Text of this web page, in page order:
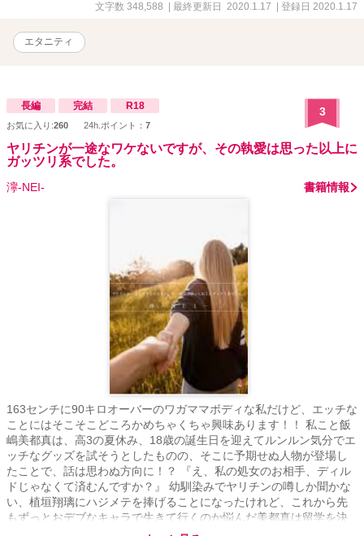
文字数 348,588 | 最終更新日 2020.1.17 | 登録日 2020.1.17
エタニティ
長編 完結 R18
お気に入り:260 24h.ポイント： 7
3
ヤリチンが一途なワケないですが、その執愛は思った以上に
ガッツリ系でした。
濘-NEI- 書籍情報
163センチに90キロオーバーのワガママボディな私だけど、エッチな
ことにはそこそこどころかめちゃくちゃ興味あります！！ 私こと飯
嶋美都真は、高3の夏休み、18歳の誕生日を迎えてルンルン気分でエ
ッチなグッズを試そうとしたものの、そこに予期せぬ人物が登場し
たことで、話は思わぬ方向に！？ 『え、私の処女のお相手、ディル
ドじゃなくて済むんですか？』 幼馴染みでヤリチンの噂しか聞かな
い、植垣翔璃にハジメテを捧げることになったけれど、これから先
もずっとおデブなキャラで生きて行くのか悩んだ美都真は留学を決
意。 ダイエットしてみせます！！